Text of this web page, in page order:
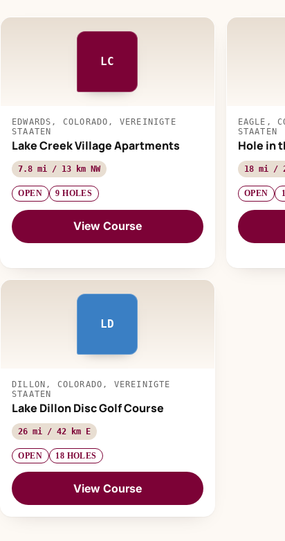
LC
EDWARDS, COLORADO, VEREINIGTE
STAATEN
Lake Creek Village Apartments
7.8 mi / 13 km NW
OPEN 9 HOLES
View Course
EAGLE,
STAATEN
Hole in
18 mi /
OPEN
LD
DILLON, COLORADO, VEREINIGTE
STAATEN
Lake Dillon Disc Golf Course
26 mi / 42 km E
OPEN 18 HOLES
View Course